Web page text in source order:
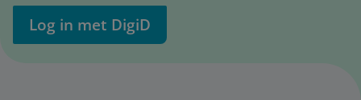
Log in met DigiD